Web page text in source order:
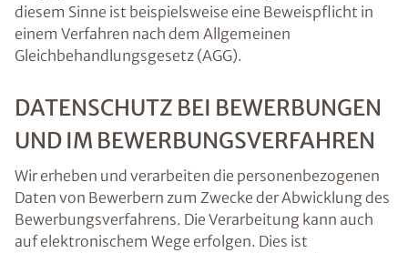
diesem Sinne ist beispielsweise eine Beweispflicht in
einem Verfahren nach dem Allgemeinen
Gleichbehandlungsgesetz (AGG).
DATENSCHUTZ BEI BEWERBUNGEN
UND IM BEWERBUNGSVERFAHREN
Wir erheben und verarbeiten die personenbezogenen
Daten von Bewerbern zum Zwecke der Abwicklung des
Bewerbungsverfahrens. Die Verarbeitung kann auch
auf elektronischem Wege erfolgen. Dies ist